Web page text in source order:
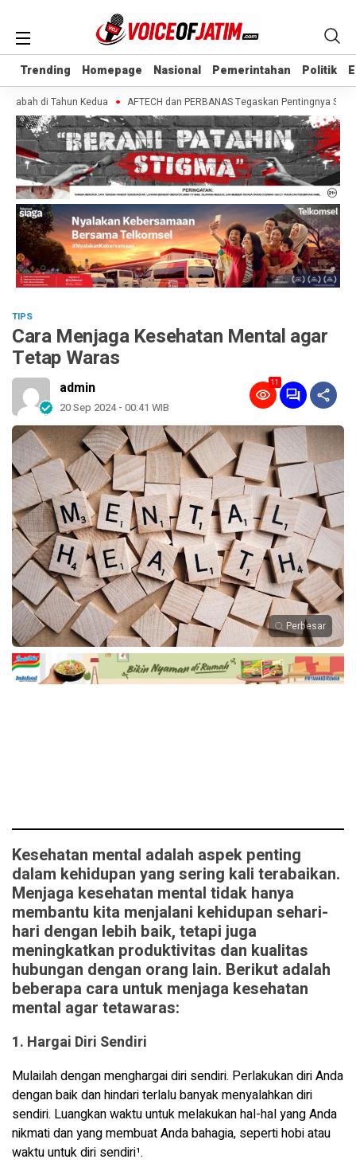
Trending Homepage Nasional Pemerintahan Politik
Trending Homepage Nasional Pemerintahan Politik
di Tahun Kedua AFTECH dan PERBANAS Tegaskan Pentingnya
TIPS
Cara Menjaga Kesehatan Mental agar
Tetap Waras
admin
20 Sep 2024 - 00:41 WIB
11
Perbesar
Kesehatan mental adalah aspek penting
dalam kehidupan yang sering kali terabaikan.
Menjaga kesehatan mental tidak hanya
membantu kita menjalani kehidupan sehari-
hari dengan lebih baik, tetapi juga
meningkatkan produktivitas dan kualitas
hubungan dengan orang lain. Berikut adalah
beberapa cara untuk menjaga kesehatan
mental agar tetawaras:
1. Hargai Diri Sendiri
Mulailah dengan menghargai diri sendiri. Perlakukan diri Anda
dengan baik dan hindari terlalu banyak menyalahkan diri
sendiri. Luangkan waktu untuk melakukan hal-hal yang Anda
nikmati dan yang membuat Anda bahagia, seperti hobi atau
waktu untuk diri sendiri¹.